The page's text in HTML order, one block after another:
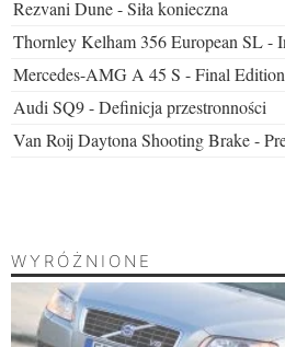
Rezvani Dune - Siła konieczna
Thornley Kelham 356 European SL -
Mercedes-AMG A 45 S - Final Edition
Audi SQ9 - Definicja przestronności
Van Roij Daytona Shooting Brake -
WYRÓŻNIONE